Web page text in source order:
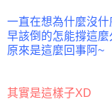
一直在想為什麼沒
早該倒的怎能撐這
原來是這麼回事阿~
其實是這樣子XD